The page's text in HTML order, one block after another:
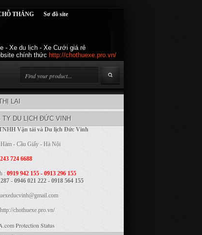
THÁNG Sơ đồ site
- Xe du lịch - Xe Cưới giá rẻ
chính thức http://chothuexe.pro.vn/
LẠI
TY DU LỊCH ĐỨC VINH
Vận tải và Du lịch Đức Vinh
- Cầu Giấy - Hà Nội
724 6688
: 0919 942 155 - 0913 296 155
- 0946 021 222 - 0918 564 155
http://chothuexe.pro.vn/